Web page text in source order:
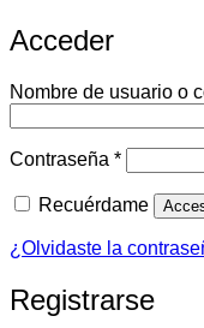
Acceder
Nombre de usuario o
Contraseña *Obligatorio
Recuérdame
¿Olvidaste la
Registrarse